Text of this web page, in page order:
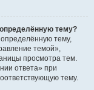
тему?
тему,
темой»,
просмотра тем.
ответа» при
тему.